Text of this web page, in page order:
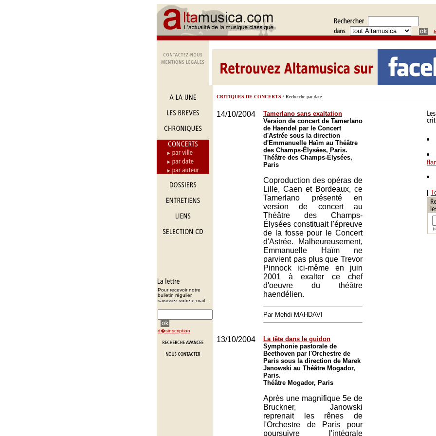
Pour recevoir notre
bulletin régulier,
saisissez votre e-mail :
d�sinscription
CRITIQUES DE CONCERTS / Recherche par date
14/10/2004
Tamerlano sans exaltation
Version de concert de Tamerlano
de Haendel par le Concert
d'Astrée sous la direction
d'Emmanuelle Haïm au Théâtre
des Champs-Élysées, Paris.
Théâtre des Champs-Élysées,
Paris
Coproduction des opéras de
Lille, Caen et Bordeaux, ce
Tamerlano présenté en
version de concert au
Théâtre des Champs-
Élysées constituait l'épreuve
de la fosse pour le Concert
d'Astrée. Malheureusement,
Emmanuelle Haïm ne
parvient pas plus que Trevor
Pinnock ici-même en juin
2001 à exalter ce chef
d'oeuvre du théâtre
haendélien.
Par Mehdi MAHDAVI
13/10/2004
La tête dans le guidon
Symphonie pastorale de
Beethoven par l'Orchestre de
Paris sous la direction de Marek
Janowski au Théâtre Mogador,
Paris.
Théâtre Mogador, Paris
Après une magnifique 5e de
Bruckner, Janowski
reprenait les rênes de
l'Orchestre de Paris pour
poursuivre l'intégrale
[